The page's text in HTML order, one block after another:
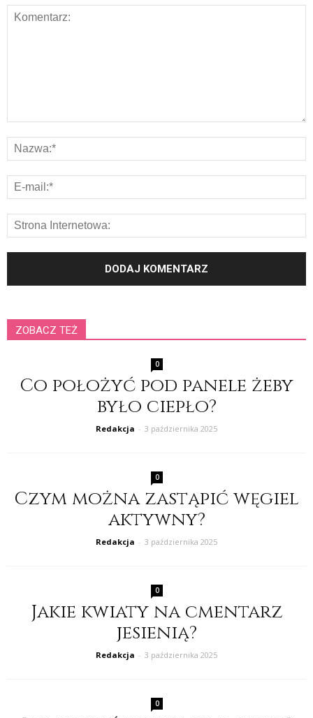
ZOBACZ TEŻ
0
Co położyć pod panele żeby
było ciepło?
Redakcja - 3 października 2025
0
Czym można zastąpić węgiel
aktywny?
Redakcja - 3 października 2025
0
Jakie kwiaty na cmentarz
jesienią?
Redakcja - 3 października 2025
0